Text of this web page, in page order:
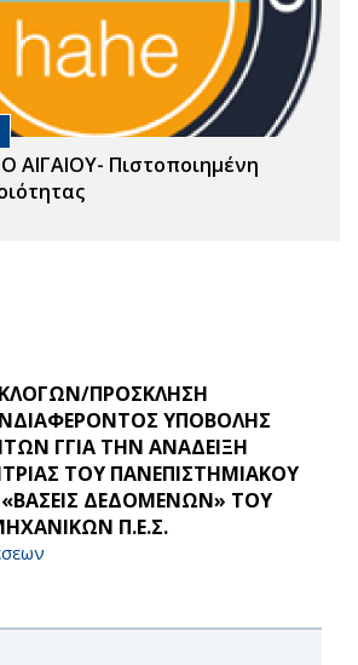
ΑΙΓΑΙΟΥ- Πιστοποιημένη
ΠΡΟΣΚΛΗΣΗ
ΥΠΟΒΟΛΗΣ
ΓΓΙΑ ΤΗΝ ΑΝΑΔΕΙΞΗ
ΤΟΥ ΠΑΝΕΠΙΣΤΗΜΙΑΚΟΥ
«ΒΑΣΕΙΣ ΔΕΔΟΜΕΝΩΝ» ΤΟΥ
Π.Ε.Σ.